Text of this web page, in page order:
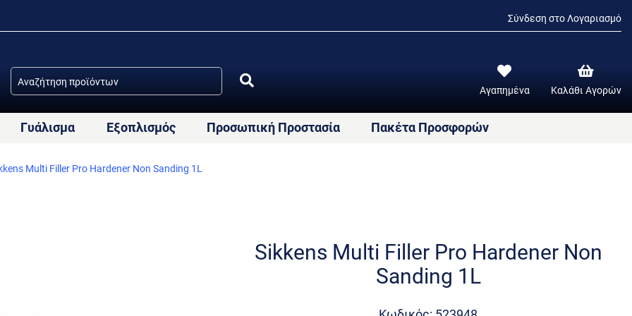
Σύνδεση στο Λογαριασμό
Αγαπημένα Καλάθι Αγορών
Γυάλισμα Εξοπλισμός Προσωπική Προστασία Πακέτα Προσφορών
Multi Filler Pro Hardener Non Sanding 1L
Sikkens Multi Filler Pro Hardener Non
Sanding 1L